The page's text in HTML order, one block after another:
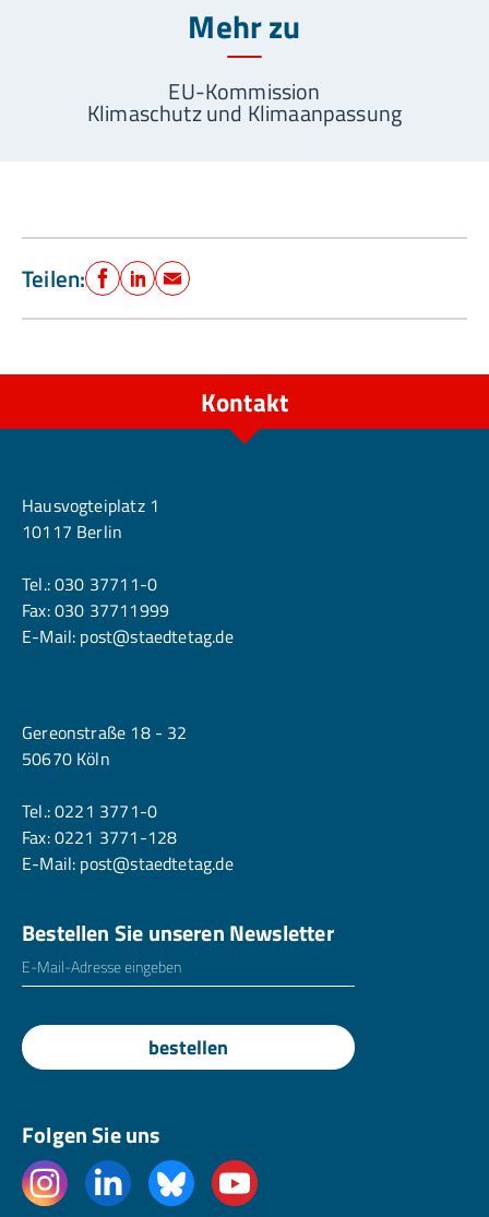
Mehr zu
EU-Kommission
Klimaschutz und Klimaanpassung
Teilen: Facebook
LinkedIn
E-Mail
Kontakt
Hausvogteiplatz 1
10117 Berlin
Tel.:030 37711-0
Fax: 030 37711999
E-Mail: post@staedtetag.de
Gereonstraße 18 - 32
50670 Köln
Tel.:0221 3771-0
Fax: 0221 3771-128
E-Mail: post@staedtetag.de
Bestellen Sie unseren Newsletter
E-Mailadresse
bestellen
Folgen Sie uns